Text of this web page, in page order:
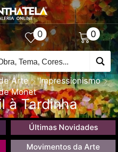
0 0
Arte
Impressionismo
Monet
à Tardinha
Últimas Novidades
Movimentos da Arte